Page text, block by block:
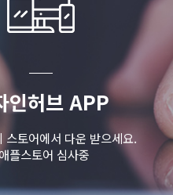
인허브 APP
스토어에서 다운 받으세요.
플스토어 심사중